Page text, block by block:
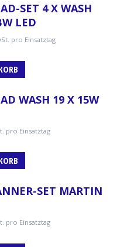
SET 4 X WASH
LED
pro Einsatztag
WASH 19 X 15W
pro Einsatztag
SET MARTIN
pro Einsatztag